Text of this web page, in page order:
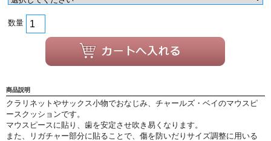
数量
商品説明
クラリネットやサックス小物でおなじみ、チャールズ・ベイのマウスピ
ースクッションです。
マウスピースに貼り、歯を安定させ吹き易くなります。
また、リガチャー部分に貼ることで、傷を防いだりサイズ調整に用いる
ご利用ガイド
会社紹介